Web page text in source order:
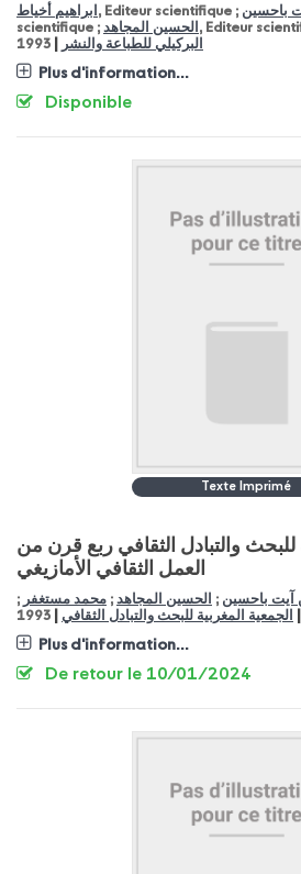
ابراهيم أخياط , Editeur scientifique ; باحسين
scientifique ; الحسين المجاهد , Editeur
البركيلي للطباعة والنشر
1993
Plus d'information...
Disponible
Texte Imprimé
للبحث والتبادل الثقافي ربع قرن من
العمل الثقافي الأمازيغي
آيت باحسين ; الحسين المجاهد ; محمد مستغفر ;
الجمعية المغربية للبحث والتبادل الثقافي 1993
Plus d'information...
De retour le 10/01/2024